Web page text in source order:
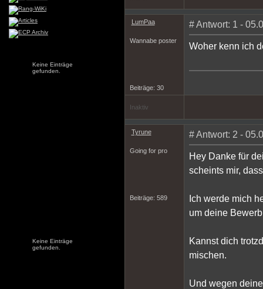
Keine Einträge
gefunden.
Keine Einträge
gefunden.
LumPaa
Wannabe poster
Beiträge: 30
# Antwort: 1 -
Woher kenn ich
Inaktiv
Tyrune
Going for pro
Beiträge: 589
# Antwort: 2 -
Hey Danke für
scheints mir,
Ich werde mich
um deine
Kannst dich
mischen.
Und wegen